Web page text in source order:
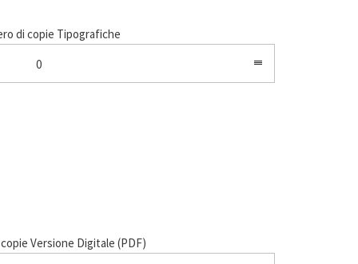
di copie Tipografiche
0
Versione Digitale (PDF)